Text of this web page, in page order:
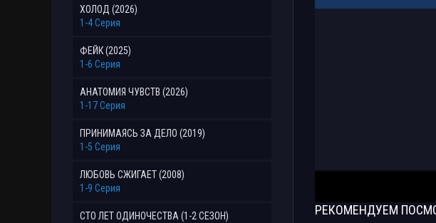
РЕКОМЕНДУЕМ
ХОЛОД (2026)
1-4 Серия
ФЕЙК (2025)
1-6 Серия
АНАТОМИЯ ЧУВСТВ (2026)
1-17 Серия
ПРИНИМАЯСЬ ЗА ДЕЛО (2019)
1-5 Серия
ЛЮБОВЬ СЖИГАЕТ (2008)
1-9 Серия
СТО ЛЕТ ОДИНОЧЕСТВА (1-2 СЕЗОН)